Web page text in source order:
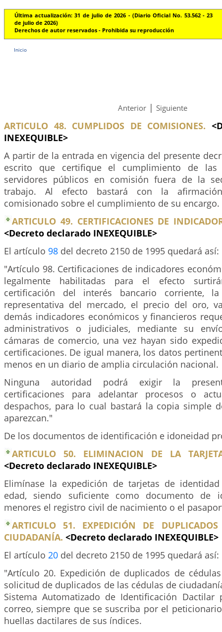
Última actualización: 31 de julio de 2026 - (Diario Oficial No. 53.562 - 23
de julio de 2026)
Derechos de autor reservados - Prohibida su reproducción
Inicio
Anterior | Siguiente
ARTICULO 48. CUMPLIDOS DE COMISIONES.
INEXEQUIBLE>
A partir de la entrada en vigencia del presente
escrito que certifique el cumplimiento de
servidores públicos en comisión fuera de la
trabajo. Al efecto bastará con la
comisionado sobre el cumplimiento de su encargo.
ARTICULO 49. CERTIFICACIONES DE
<Decreto declarado INEXEQUIBLE>
El artículo 98 del decreto 2150 de 1995 quedará así:
"Artículo 98. Certificaciones de indicadores
legalmente habilitadas para el efecto
certificación del interés bancario corriente,
representativa del mercado, el precio del oro,
demás indicadores económicos y financieros
administrativos o judiciales, mediante su
cámaras de comercio, una vez hayan sido
certificaciones. De igual manera, los datos
menos en un diario de amplia circulación nacional.
Ninguna autoridad podrá exigir la
certificaciones para adelantar procesos o
despachos, para lo cual bastará la copia simple
aparezcan."
De los documentos de identificación e idoneidad
ARTICULO 50. ELIMINACION DE LA
<Decreto declarado INEXEQUIBLE>
Elimínase la expedición de tarjetas de
edad, siendo suficiente como documento de
menores el registro civil de nacimiento o el
ARTICULO 51. EXPEDICIÓN DE
CIUDADANÍA. <Decreto declarado INEXEQUIBLE>
El artículo 20 del decreto 2150 de 1995 quedará así:
"Artículo 20. Expedición de duplicados de
solicitud de duplicados de las cédulas de
Sistema Automatizado de Identificación Dactilar
correo, siempre que se suscriba por el
huellas dactilares de sus índices.